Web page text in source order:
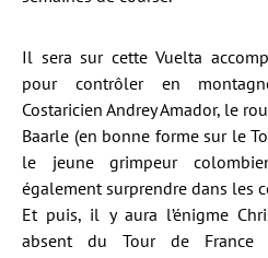
Il sera sur cette Vuelta
pour contrôler en
Costaricien Andrey Amador, le
Baarle (en bonne forme sur le
le jeune grimpeur
également surprendre dans les
Et puis, il y aura l’énigme
absent du Tour de France